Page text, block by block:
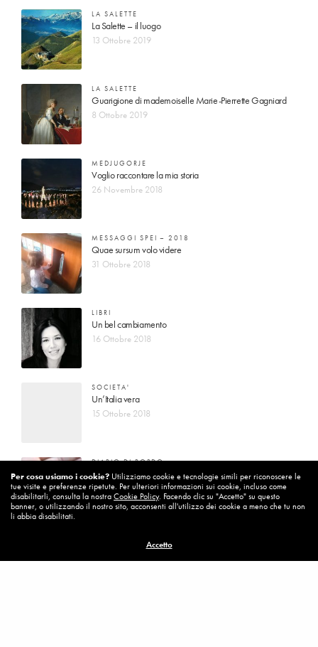
LA SALETTE
La Salette – il luogo
13 Ottobre 2019
LA SALETTE
Guarigione di mademoiselle Marie-Pierrette Gagniard
8 Ottobre 2019
MEDJUGORJE
Voglio raccontare la mia storia
26 Novembre 2018
MESSAGGI SPEI – 2018
Quae sursum volo videre
31 Ottobre 2018
LIBRI
Un bel cambiamento
16 Ottobre 2018
SOCIETA'
Un’Italia vera
15 Ottobre 2018
DIARIO DI BORDO
La vita vince sempre
8 Ottobre 2018
Per cambiare ci vuole coraggio
8 Ottobre 2018
Per cosa usiamo i cookie? Utilizziamo cookie e tecnologie simili per riconoscere le
tue visite e preferenze ripetute. Per ulteriori informazioni sui cookie, incluso come
disabilitarli, consulta la nostraCookie Policy. Facendo clic su "Accetto" su questo
banner, o utilizzando il nostro sito, acconsenti all'utilizzo dei cookie a meno che tu non
li abbia disabilitati.
Accetto